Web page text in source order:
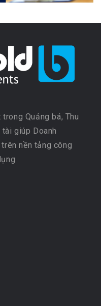
Quảng bá, Thu
tài giúp Doanh
nền tảng công